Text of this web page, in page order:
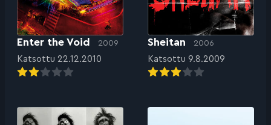
Enter the Void 2009
Katsottu 22.12.2010
Sheitan 2006
Katsottu 9.8.2009